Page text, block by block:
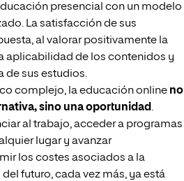
presencial con un modelo
La satisfacción de sus
al valorar positivamente la
aplicabilidad de los contenidos y
de sus estudios.
complejo, la educación online no
sino una oportunidad.
al trabajo, acceder a programas
lugar y avanzar
los costes asociados a la
futuro, cada vez más, ya está